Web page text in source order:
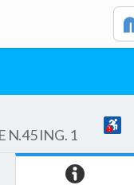
N.45 ING. 1